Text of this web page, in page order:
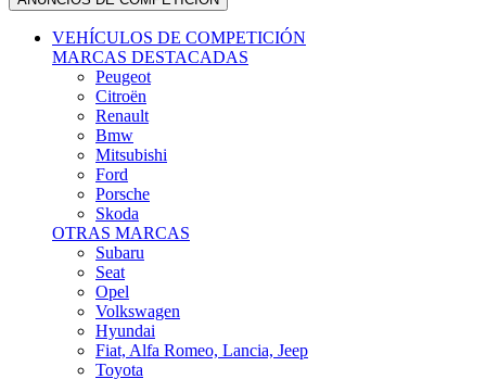
VEHÍCULOS DE COMPETICIÓN
MARCAS DESTACADAS
Peugeot
Citroën
Renault
Bmw
Mitsubishi
Ford
Porsche
Skoda
OTRAS MARCAS
Subaru
Seat
Opel
Volkswagen
Hyundai
Fiat, Alfa Romeo, Lancia, Jeep
Toyota
Suzuki